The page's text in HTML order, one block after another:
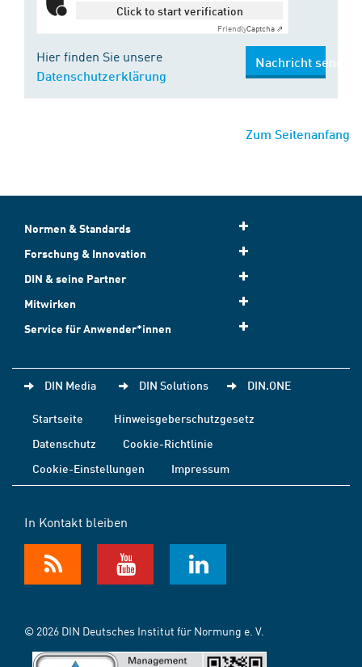
Click to start verification
FriendlyCaptcha ⇗
Hier finden Sie unsere
Datenschutzerklärung
Nachricht senden
Zum Seitenanfang
Normen & Standards
Forschung & Innovation
DIN & seine Partner
Mitwirken
Service für Anwender*innen
DIN Media DIN Solutions DIN.ONE
Startseite
Hinweisgeberschutzgesetz
Datenschutz
Cookie-Richtlinie
Cookie-Einstellungen
Impressum
In Kontakt bleiben
© 2026 DIN Deutsches Institut für Normung e. V.